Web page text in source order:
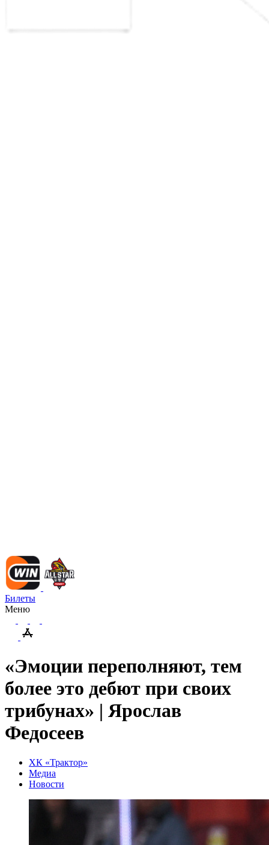
Билеты
Меню
«Эмоции переполняют, тем
более это дебют при своих
трибунах» | Ярослав
Федосеев
ХК «Трактор»
Медиа
Новости